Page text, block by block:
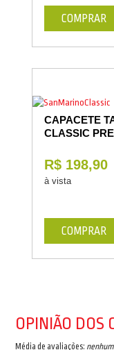
COMPRAR
CAPACETE
CLASSIC
R$ 198,90
à vista
COMPRAR
OPINIÃO DOS
Média de avaliações: